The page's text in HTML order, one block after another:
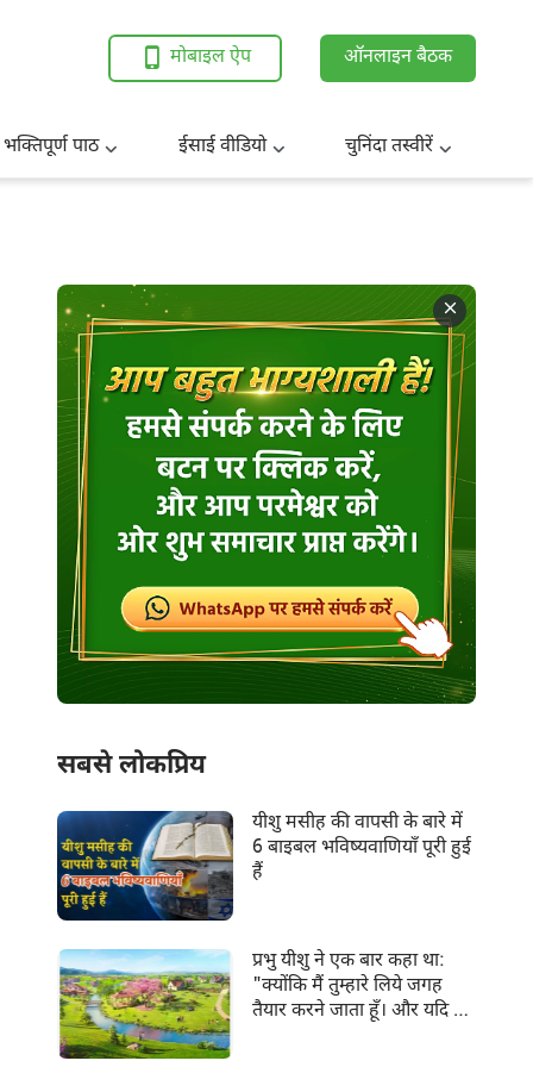
मोबाइल ऐप ऑनलाइन बैठक
पाठ ईसाई वीडियो चुनिंदा तस्वीरें
सबसे लोकप्रिय
यीशु मसीह की वापसी के बारे में
6 बाइबल भविष्यवाणियाँ पूरी हुई
हैं
प्रभु यीशु ने एक बार कहा था:
"क्योंकि मैं तुम्हारे लिये जगह
तैयार करने जाता हूँ। और यदि मैं